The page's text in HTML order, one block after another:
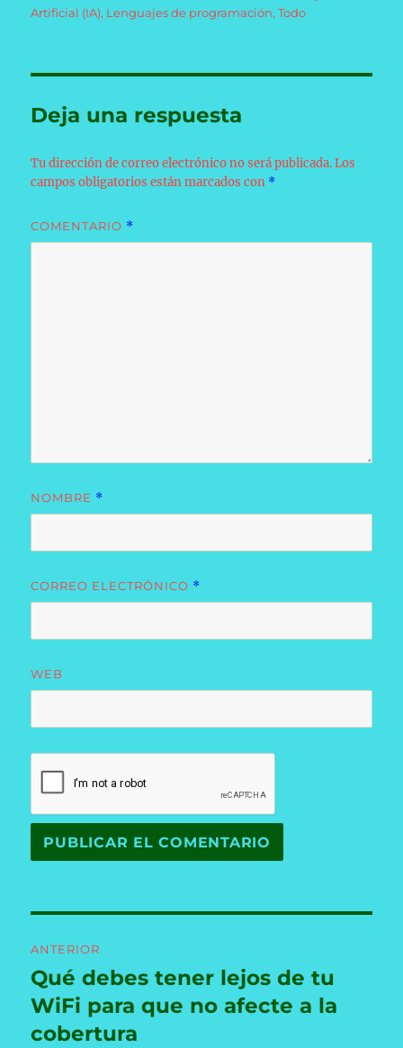
el
Artificial (IA), Lenguajes de programación,Todo
Deja una respuesta
Tu dirección de correo electrónico no será publicada. Los
campos obligatorios están marcados con *
COMENTARIO *
NOMBRE *
CORREO ELECTRÓNICO *
WEB
de
entradas
ANTERIOR
Entrada
anterior:
Qué debes tener lejos de tu
WiFi para que no afecte a la
cobertura